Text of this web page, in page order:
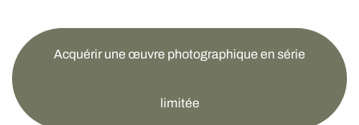
Acquérir une œuvre photographique en série
limitée